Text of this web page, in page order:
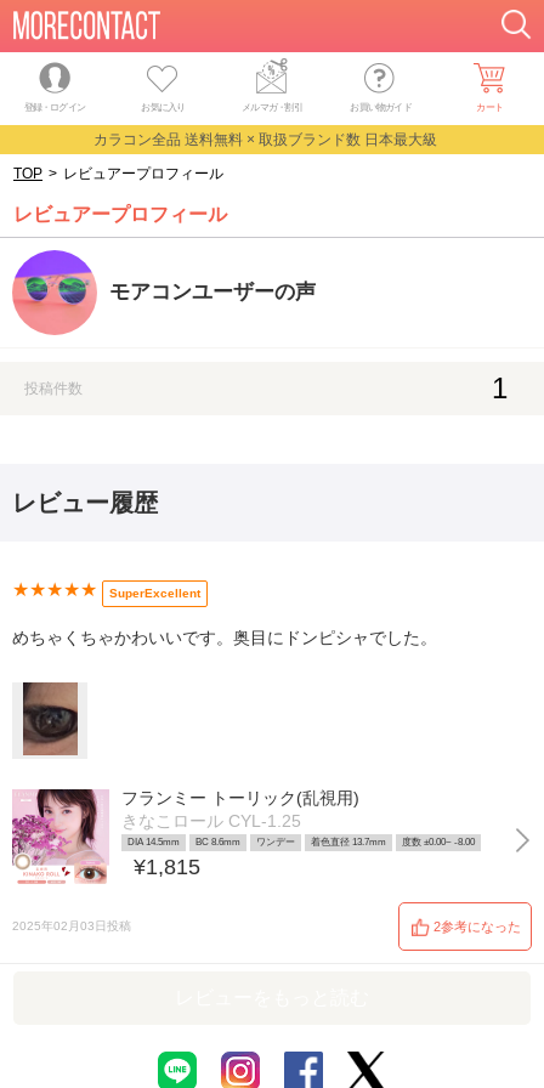
登録・ログイン お気に入り メルマガ・割引 お買い物ガイド カート
カラコン全品 送料無料 × 取扱ブランド数 日本最大級
TOP > レビュアープロフィール
レビュアープロフィール
モアコンユーザーの声
投稿件数 1
レビュー履歴
★★★★★ SuperExcellent
めちゃくちゃかわいいです。奥目にドンピシャでした。
フランミー トーリック(乱視用)
きなこロール CYL-1.25
DIA 14.5mm BC 8.6mm ワンデー 着色直径 13.7mm 度数 ±0.00~ -8.00
¥1,815
2025年02月03日投稿 2参考になった